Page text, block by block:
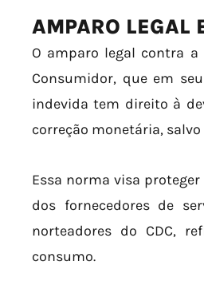
AMPARO LEGAL
O amparo legal contra
Consumidor, que em
indevida tem direito à
correção monetária,
Essa norma visa
dos fornecedores de
norteadores do CDC,
consumo.